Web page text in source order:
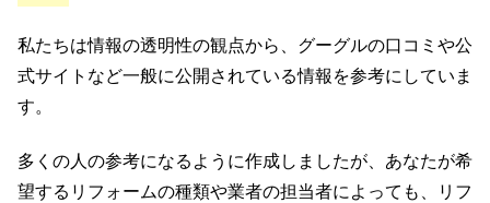
私たちは情報の透明性の観点から、グーグルの口コミや公
式サイトなど一般に公開されている情報を参考にしていま
す。
多くの人の参考になるように作成しましたが、あなたが希
望するリフォームの種類や業者の担当者によっても、リフ